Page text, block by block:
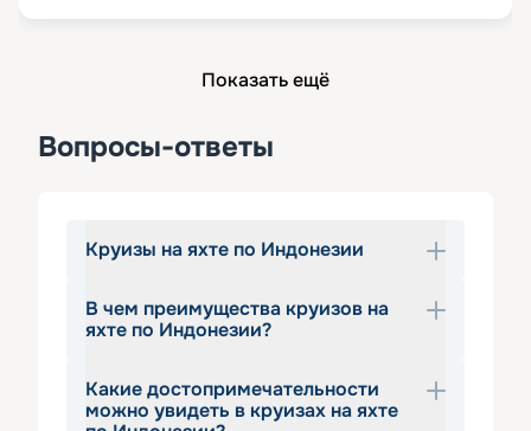
Показать ещё
Вопросы-ответы
Круизы на яхте по Индонезии
Индонезия — крупнейший островной
архипелаг мира, скрывающий тысячи
зон. Круизы на яхте по Индонезии
пользуются огромным спросом
В чем преимущества круизов на
яхте по Индонезии?
Путешествия по индонезийскому
региону предлагают гостям
Какие достопримечательности
можно увидеть в круизах на яхте